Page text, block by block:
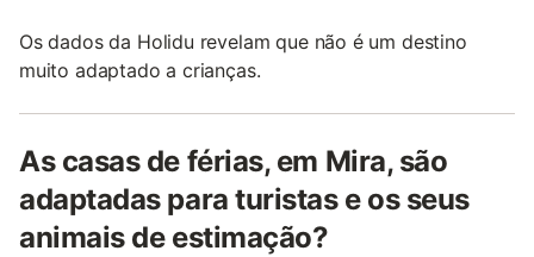
Os dados da Holidu revelam que não é um destino
muito adaptado a crianças.
As casas de férias, em Mira, são
adaptadas para turistas e os seus
animais de estimação?